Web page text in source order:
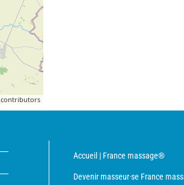
contributors
Accueil | France massage®
Devenir masseur·se France